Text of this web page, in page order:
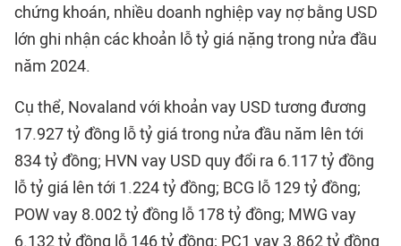
chứng khoán, nhiều doanh nghiệp vay nợ bằng USD
lớn ghi nhận các khoản lỗ tỷ giá nặng trong nửa đầu
năm 2024.
Cụ thể, Novaland với khoản vay USD tương đương
17.927 tỷ đồng lỗ tỷ giá trong nửa đầu năm lên tới
834 tỷ đồng; HVN vay USD quy đổi ra 6.117 tỷ đồng
lỗ tỷ giá lên tới 1.224 tỷ đồng; BCG lỗ 129 tỷ đồng;
POW vay 8.002 tỷ đồng lỗ 178 tỷ đồng; MWG vay
6.132 tỷ đồng lỗ 146 tỷ đồng; PC1 vay 3.862 tỷ đồng